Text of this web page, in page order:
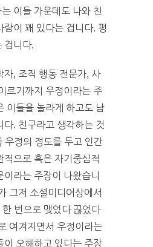
이들 가운데도 나와 친
람이 꽤 있다는 겁니다. 평
겁니다.
자, 조직 행동 전문가, 사
르기까지 우정이라는 주
이들을 놀라게 하고도 남
다. 친구라고 생각하는 것
우정의 정도를 두고 인간
적으로 혹은 자기중심적
이라는 주장이 나왔습니
그저 소셜미디어상에서
번으로 맺었다 끊었다
여겨지면서 우정이라는
이 오해하고 있다는 주장